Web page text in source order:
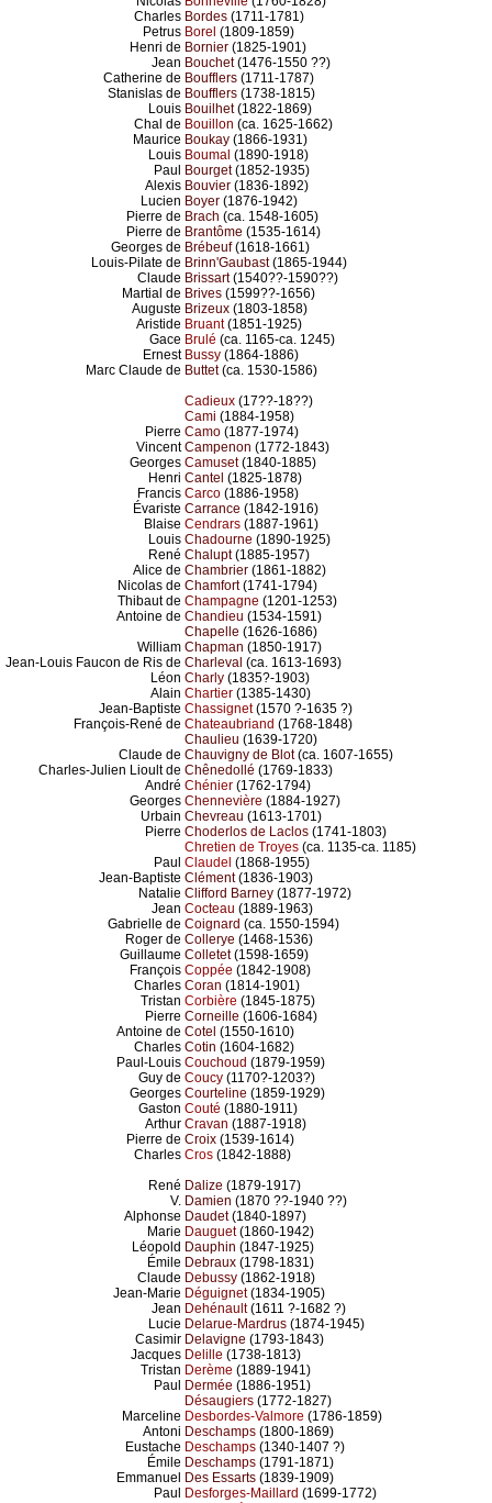
Charles Bordes (1711-1781)
Petrus Borel (1809-1859)
Henri de Bornier (1825-1901)
Jean Bouchet(1476-1550 ??)
Catherine de Boufflers (1711-1787)
Stanislas de Boufflers (1738-1815)
Louis Bouilhet(1822-1869)
Chal de Bouillon (ca. 1625-1662)
Maurice Boukay (1866-1931)
Louis Boumal (1890-1918)
Paul
Bourget(1852-1935)
Alexis Bouvier (1836-1892)
Lucien Boyer (1876-1942)
Pierre de Brach (ca. 1548-1605)
Pierre de Brantôme (1535-1614)
Georges de Brébeuf(1618-1661)
Louis-Pilate de Brinn'Gaubast(1865-1944)
Claude Brissart(1540??-1590??)
Martial de Brives (1599??-1656)
Auguste Brizeux (1803-1858)
Aristide Bruant(1851-1925)
Gace Brulé (ca. 1165-ca. 1245)
Ernest Bussy (1864-1886)
Marc Claude de Buttet(ca. 1530-1586)
Cadieux (17??-18??)
Cami (1884-1958)
Pierre Camo (1877-1974)
VincentCampenon (1772-1843)
Georges Camuset(1840-1885)
Henri Cantel (1825-1878)
Francis Carco (1886-1958)
Évariste Carrance (1842-1916)
Blaise Cendrars (1887-1961)
Louis Chadourne (1890-1925)
René Chalupt(1885-1957)
Alice de Chambrier (1861-1882)
Nicolas de Chamfort(1741-1794)
Thibaut de Champagne (1201-1253)
Antoine de Chandieu (1534-1591)
Chapelle (1626-1686)
William Chapman (1850-1917)
Jean-Louis Faucon de Ris de Charleval (ca. 1613-1693)
Léon Charly (1835?-1903)
Alain Chartier (1385-1430)
Jean-Baptiste Chassignet(1570 ?-1635 ?)
François-René de Chateaubriand (1768-1848)
Chaulieu (1639-1720)
Claude de Chauvigny de Blot(ca. 1607-1655)
Charles-Julien Lioult de Chênedollé (1769-1833)
André Chénier (1762-1794)
Georges Chennevière (1884-1927)
Urbain Chevreau (1613-1701)
Pierre Choderlos de Laclos (1741-1803)
Chretien de Troyes (ca. 1135-ca. 1185)
Paul Claudel (1868-1955)
Jean-Baptiste Clément(1836-1903)
Natalie Clifford Barney (1877-1972)
Jean Cocteau (1889-1963)
Gabrielle de Coignard (ca. 1550-1594)
Roger de Collerye (1468-1536)
Guillaume Colletet(1598-1659)
François Coppée (1842-1908)
Charles Coran (1814-1901)
Tristan Corbière (1845-1875)
Pierre Corneille (1606-1684)
Antoine de Cotel (1550-1610)
Charles Cotin (1604-1682)
Paul-Louis Couchoud (1879-1959)
Guy de Coucy (1170?-1203?)
Georges Courteline (1859-1929)
Gaston Couté (1880-1911)
Arthur Cravan (1887-1918)
Pierre de Croix (1539-1614)
Charles Cros (1842-1888)
René Dalize (1879-1917)
V. Damien (1870 ??-1940 ??)
Alphonse Daudet(1840-1897)
Marie Dauguet(1860-1942)
Léopold Dauphin (1847-1925)
Émile Debraux (1798-1831)
Claude Debussy (1862-1918)
Jean-Marie Déguignet(1834-1905)
Jean Dehénault(1611 ?-1682 ?)
Lucie Delarue-Mardrus (1874-1945)
Casimir Delavigne (1793-1843)
Jacques Delille (1738-1813)
Tristan Derème (1889-1941)
Paul
Dermée (1886-1951)
Désaugiers (1772-1827)
Marceline Desbordes-Valmore (1786-1859)
Antoni Deschamps (1800-1869)
Eustache Deschamps (1340-1407 ?)
Émile Deschamps (1791-1871)
Emmanuel
Des Essarts (1839-1909)
Paul
Desforges-Maillard (1699-1772)